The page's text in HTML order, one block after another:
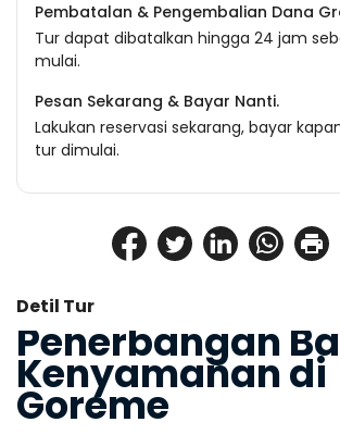
Detil Tur
Penerbangan
Kenyamanan di
Goreme
Pembatalan & Pengembalian Dana
Tur dapat dibatalkan hingga 24 jam
mulai.
Pesan Sekarang & Bayar Nanti.
Lakukan reservasi sekarang, bayar
tur dimulai.